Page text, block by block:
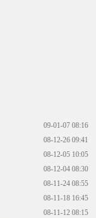
09-01-07 08:16
08-12-26 09:41
08-12-05 10:05
08-12-04 08:30
08-11-24 08:55
08-11-18 16:45
08-11-12 08:15